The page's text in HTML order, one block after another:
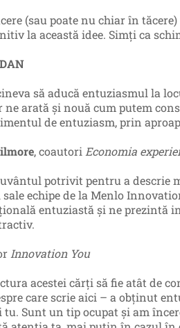
(sau poate nu chiar în
la această idee. Simţi ca
să aducă entuziasmul la
ne arată şi nouă cum putem
de entuziasm, prin
, coautori Economia
potrivit pentru a descrie
echipe de la Menlo
entuziastă şi ne prezintă
Innovation You
acestei cărţi să fie atât de
care scrie aici – a obţinut
tu. Sunt un tip ocupat şi am